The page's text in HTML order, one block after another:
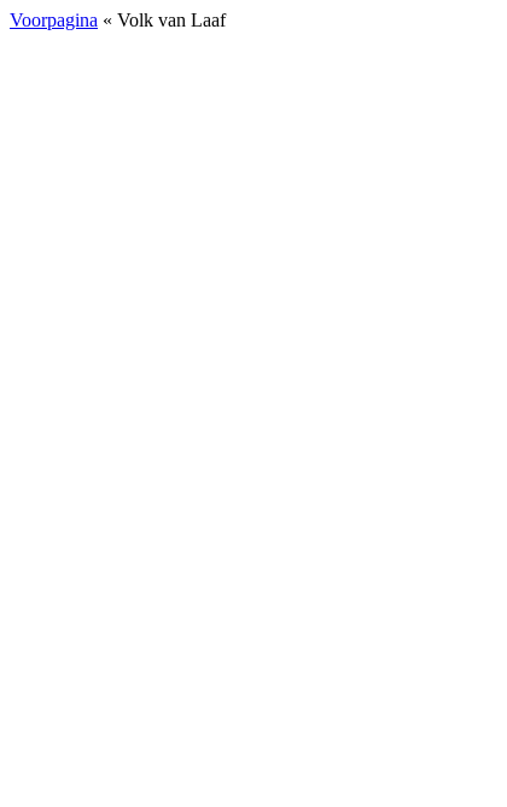
Voorpagina « Volk van Laaf